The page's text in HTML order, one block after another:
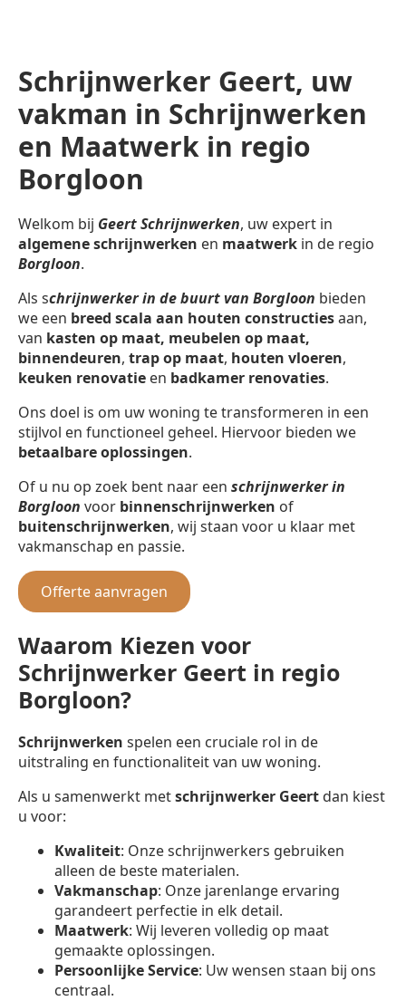
Schrijnwerker Geert, uw
vakman in Schrijnwerken
en Maatwerk in regio
Borgloon
Welkom bij Geert Schrijnwerken, uw expert in
algemene schrijnwerken en maatwerk in de regio
Borgloon.
Als schrijnwerker in de buurt van Borgloon bieden
we een breed scala aan houten constructiesaan,
van kasten op maat, meubelen op maat,
binnendeuren, trap op maat, houten vloeren,
keuken renovatie en badkamer renovaties.
Ons doel is om uw woning te transformeren in een
stijlvol en functioneel geheel. Hiervoor bieden we
betaalbare oplossingen.
Of u nu op zoek bent naar een schrijnwerker in
Borgloon voor binnenschrijnwerken of
buitenschrijnwerken, wij staan voor u klaar met
vakmanschap en passie.
Offerte aanvragen
Waarom Kiezen voor
Schrijnwerker Geert in regio
Borgloon?
Schrijnwerken spelen een cruciale rol in de
uitstraling en functionaliteit van uw woning.
Als u samenwerkt metschrijnwerker Geert dan kiest
u voor:
Kwaliteit: Onze schrijnwerkers gebruiken
alleen de beste materialen.
Vakmanschap: Onze jarenlange ervaring
garandeert perfectie in elk detail.
Maatwerk: Wij leveren volledig op maat
gemaakte oplossingen.
Persoonlijke Service: Uw wensen staan bij ons
centraal.